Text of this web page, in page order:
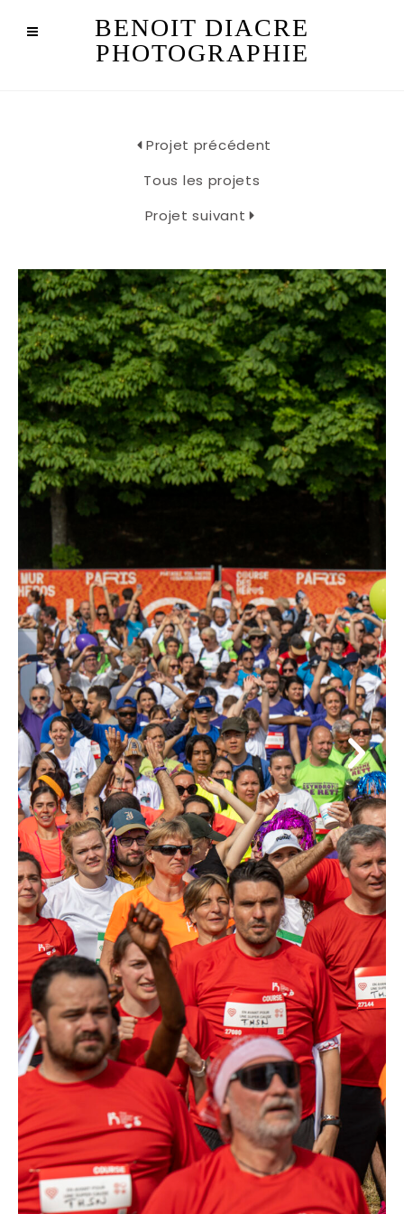
BENOIT DIACRE
PHOTOGRAPHIE
Projet précédent
Tous les projets
Projet suivant